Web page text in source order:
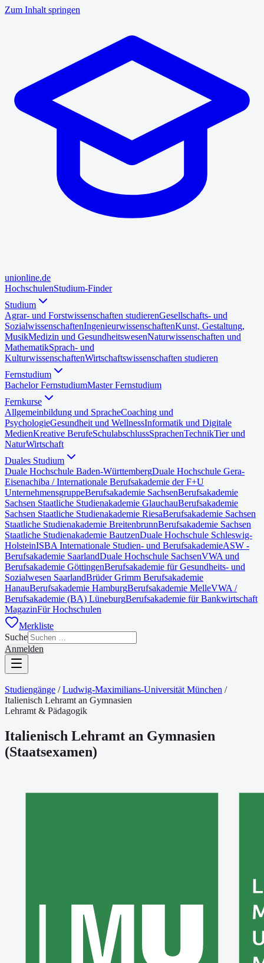
Zum Inhalt springen
unionline.de
HochschulenStudium-Finder
Studium
Agrar- und Forstwissenschaften studierenGesellschafts- und
SozialwissenschaftenIngenieurwissenschaftenKunst, Gestaltung,
MusikMedizin und GesundheitswesenNaturwissenschaften und
MathematikSprach- und
KulturwissenschaftenWirtschaftswissenschaften studieren
Fernstudium
Bachelor FernstudiumMaster Fernstudium
Fernkurse
Allgemeinbildung und SpracheCoaching und
PsychologieGesundheit und WellnessInformatik und Digitale
MedienKreative BerufeSchulabschlussSprachenTechnikTier und
NaturWirtschaft
Duales Studium
Duale Hochschule Baden-WürttembergDuale Hochschule Gera-
Eisenachiba / Internationale Berufsakademie der F+U
UnternehmensgruppeBerufsakademie SachsenBerufsakademie
Sachsen Staatliche Studienakademie GlauchauBerufsakademie
Sachsen Staatliche Studienakademie RiesaBerufsakademie Sachsen
Staatliche Studienakademie BreitenbrunnBerufsakademie Sachsen
Staatliche Studienakademie BautzenDuale Hochschule Schleswig-
HolsteinISBA Internationale Studien- und BerufsakademieASW -
Berufsakademie SaarlandDuale Hochschule SachsenVWA und
Berufsakademie GöttingenBerufsakademie für Gesundheits- und
Sozialwesen SaarlandBrüder Grimm Berufsakademie
HanauBerufsakademie HamburgBerufsakademie MelleVWA /
Berufsakademie (BA) LüneburgBerufsakademie für Bankwirtschaft
MagazinFür Hochschulen
Merkliste
Suche
Anmelden
Studiengänge / Ludwig-Maximilians-Universität München /
Italienisch Lehramt an Gymnasien
Lehramt & Pädagogik
Italienisch Lehramt an Gymnasien
(Staatsexamen)